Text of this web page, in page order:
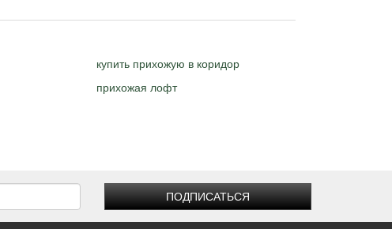
купить прихожую в коридор
прихожая лофт
ПОДПИСАТЬСЯ